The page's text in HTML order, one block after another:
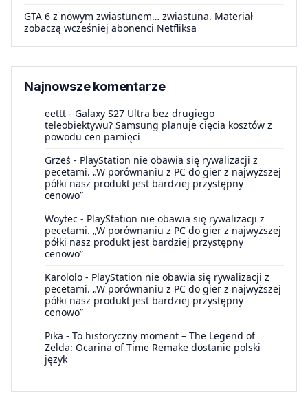
GTA 6 z nowym zwiastunem… zwiastuna. Materiał
zobaczą wcześniej abonenci Netfliksa
Najnowsze komentarze
eettt - Galaxy S27 Ultra bez drugiego
teleobiektywu? Samsung planuje cięcia kosztów z
powodu cen pamięci
Grześ - PlayStation nie obawia się rywalizacji z
pecetami. „W porównaniu z PC do gier z najwyższej
półki nasz produkt jest bardziej przystępny
cenowo”
Woytec - PlayStation nie obawia się rywalizacji z
pecetami. „W porównaniu z PC do gier z najwyższej
półki nasz produkt jest bardziej przystępny
cenowo”
Karololo - PlayStation nie obawia się rywalizacji z
pecetami. „W porównaniu z PC do gier z najwyższej
półki nasz produkt jest bardziej przystępny
cenowo”
Pika - To historyczny moment – The Legend of
Zelda: Ocarina of Time Remake dostanie polski
język